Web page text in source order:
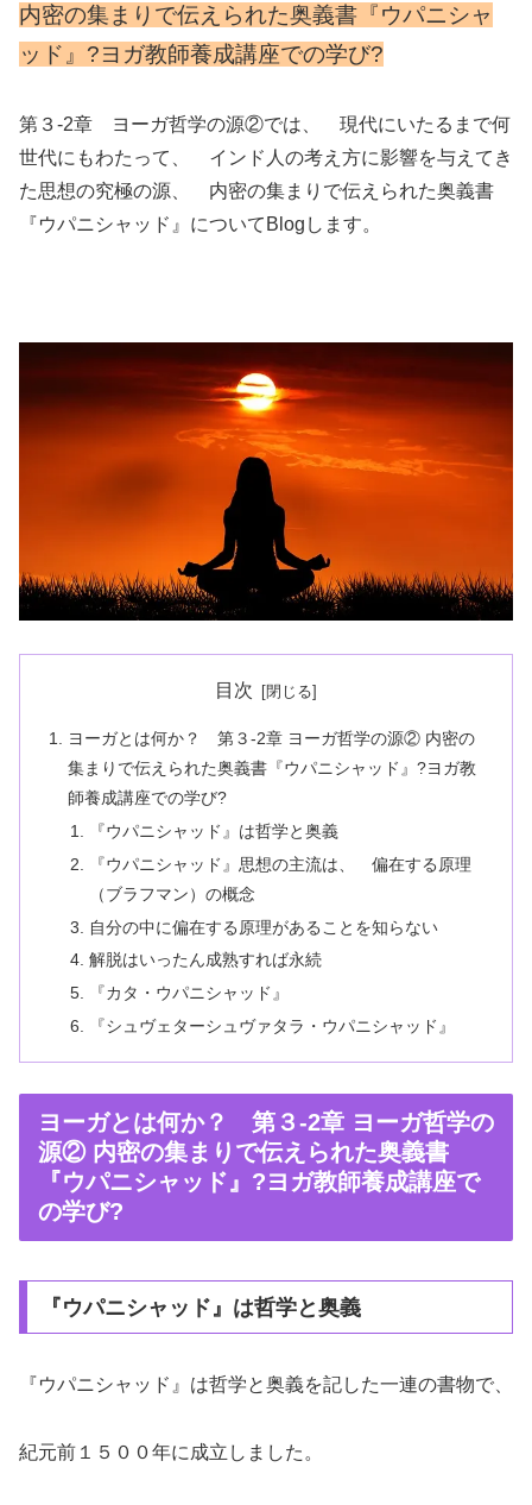
内密の集まりで伝えられた奥義書『ウパニシャ
ッド』?ヨガ教師養成講座での学び?
第３-2章 ヨーガ哲学の源②では、 現代にいたるまで何
世代にもわたって、 インド人の考え方に影響を与えてき
た思想の究極の源、 内密の集まりで伝えられた奥義書
『ウパニシャッド』についてBlogします。
目次
ヨーガとは何か？ 第３-2章 ヨーガ哲学の源② 内密の
集まりで伝えられた奥義書『ウパニシャッド』?ヨガ教
師養成講座での学び?
『ウパニシャッド』は哲学と奥義
『ウパニシャッド』思想の主流は、 偏在する原理
（ブラフマン）の概念
自分の中に偏在する原理があることを知らない
解脱はいったん成熟すれば永続
『カタ・ウパニシャッド』
『シュヴェターシュヴァタラ・ウパニシャッド』
ヨーガとは何か？ 第３-2章 ヨーガ哲学の
源② 内密の集まりで伝えられた奥義書
『ウパニシャッド』?ヨガ教師養成講座で
の学び?
『ウパニシャッド』は哲学と奥義
『ウパニシャッド』は哲学と奥義を記した一連の書物で、
紀元前１５００年に成立しました。